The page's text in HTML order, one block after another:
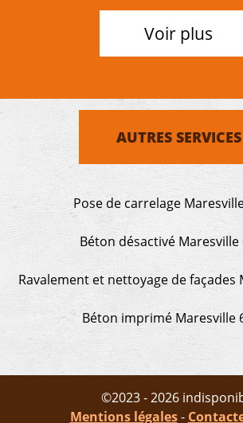
Voir plus
AUTRES SERVICES
Pose de carrelage
Béton désactivé Maresville
Ravalement et nettoyage de façades
Béton imprimé Maresville
©2023 - 2026
Mentions légales-